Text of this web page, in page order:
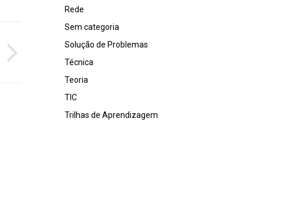
Rede
Sem categoria
Solução de Problemas
Técnica
Teoria
TIC
Trilhas de Aprendizagem